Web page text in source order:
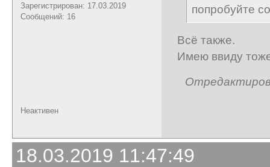
Зарегистрирован: 17.03.2019
Сообщений: 16
попробуйте
Всё также.
Имею ввиду
Неактивен
18.03.2019 11:47:49